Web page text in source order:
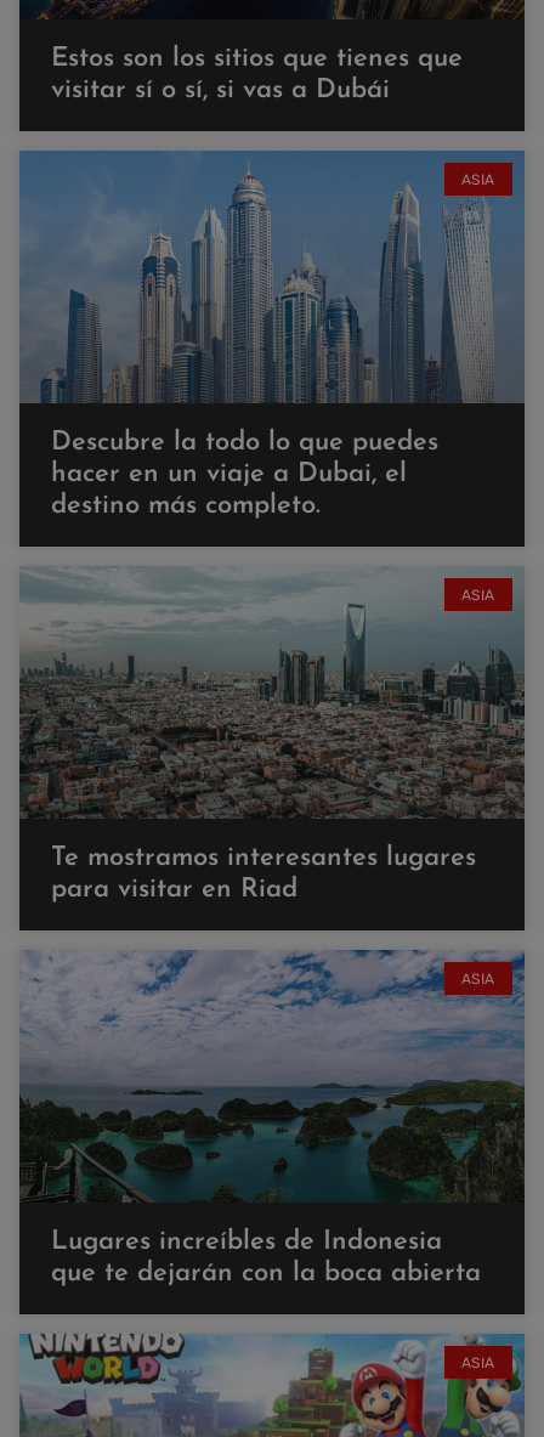
Estos son los sitios que tienes que
visitar sí o sí, si vas a Dubái
ASIA
Descubre la todo lo que puedes
hacer en un viaje a Dubai, el
destino más completo.
ASIA
Te mostramos interesantes lugares
para visitar en Riad
ASIA
Lugares increíbles de Indonesia
que te dejarán con la boca abierta
ASIA